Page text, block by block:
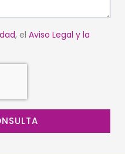
, el Aviso Legal y la